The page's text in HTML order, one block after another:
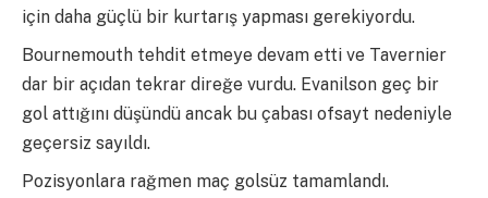
için daha güçlü bir kurtarış yapması gerekiyordu.
Bournemouth tehdit etmeye devam etti ve Tavernier
dar bir açıdan tekrar direğe vurdu. Evanilson geç bir
gol attığını düşündü ancak bu çabası ofsayt nedeniyle
geçersiz sayıldı.
Pozisyonlara rağmen maç golsüz tamamlandı.